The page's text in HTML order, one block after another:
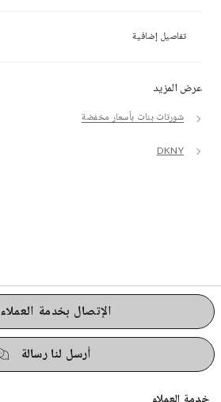
عرض المزيد
شورتات بنات بأسعار مخفضة
DKNY
تفاصيل إضافية
الإتصال بخدمة العملاء
أرسل لنا رسالة